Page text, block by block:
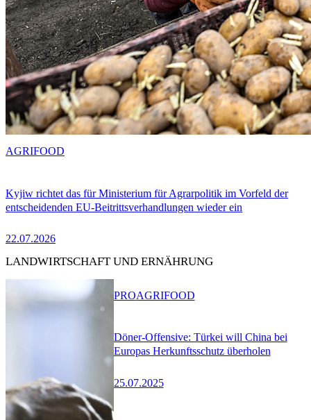
Kyjiw richtet das für Ministerium für Agrarpolitik im Vorfeld der
entscheidenden EU-Beitrittsverhandlungen wieder ein
22.07.2026
AGRIFOOD
LANDWIRTSCHAFT UND ERNÄHRUNG
Döner-Offensive: Türkei will China bei
Europas Herkunftsschutz überholen
25.07.2025
PROAGRIFOOD